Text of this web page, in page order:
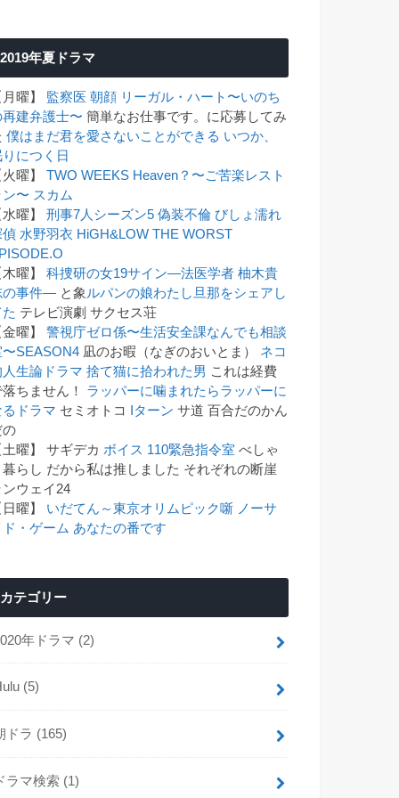
2019年夏ドラマ
曜】 監察医 朝顔 リーガル・ハート〜いのち
再建弁護士〜 簡単なお仕事です。に応募してみ
僕はまだ君を愛さないことができる いつか、
につく日
曜】 TWO WEEKS Heaven？〜ご苦楽レスト
ン〜 スカム
曜】 刑事7人シーズン5 偽装不倫 びしょ濡れ
偵 水野羽衣 HiGH&LOW THE WORST
曜】 科捜研の女19サイン―法医学者 柚木貴
の事件― と象 ルパンの娘わたし旦那をシェアし
テレビ演劇 サクセス荘
曜】 警視庁ゼロ係〜生活安全課なんでも相談
〜SEASON4 凪のお暇（なぎのおいとま） ネコ
人生論ドラマ 捨て猫に拾われた男 これは経費
ちません！ ラッパーに噛まれたらラッパーに
るドラマ セミオトコ Iターン サ道 百合だのかん
の
土曜】 サギデカ ボイス 110緊急指令室 べしゃ
暮らし だから私は推しました それぞれの断崖
ンウェイ24
曜】 いだてん～東京オリムピック噺 ノーサ
ド・ゲーム あなたの番です
カテゴリー
年ドラマ (2)
(5)
ドラ (165)
ラマ検索 (1)